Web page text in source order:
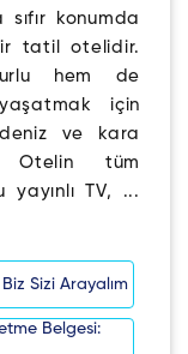
sıfır konumda
tatil otelidir.
hem de
için
ve kara
Otelin tüm
TV, ...
Biz Sizi Arayalım
Belgesi: